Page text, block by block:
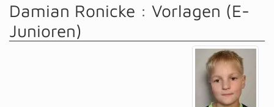
Damian Ronicke : Vorlagen (E-
Junioren)